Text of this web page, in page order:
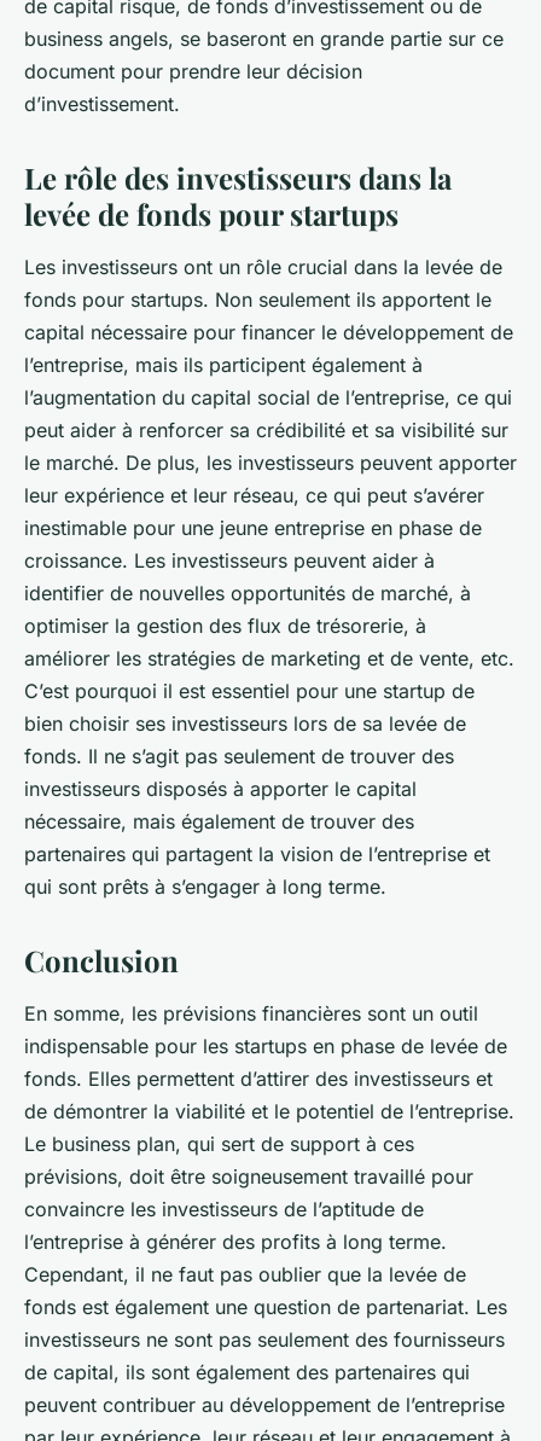
de capital risque, de fonds d’investissement ou de
business angels, se baseront en grande partie sur ce
document pour prendre leur décision
d’investissement.
Le rôle des investisseurs dans la
levée de fonds pour startups
Les investisseurs ont un rôle crucial dans la levée de
fonds pour startups. Non seulement ils apportent le
capital nécessaire pour financer le développement de
l’entreprise, mais ils participent également à
l’augmentation du capital social de l’entreprise, ce qui
peut aider à renforcer sa crédibilité et sa visibilité sur
le marché. De plus, les investisseurs peuvent apporter
leur expérience et leur réseau, ce qui peut s’avérer
inestimable pour une jeune entreprise en phase de
croissance. Les investisseurs peuvent aider à
identifier de nouvelles opportunités de marché, à
optimiser la gestion des flux de trésorerie, à
améliorer les stratégies de marketing et de vente, etc.
C’est pourquoi il est essentiel pour une startup de
bien choisir ses investisseurs lors de sa levée de
fonds. Il ne s’agit pas seulement de trouver des
investisseurs disposés à apporter le capital
nécessaire, mais également de trouver des
partenaires qui partagent la vision de l’entreprise et
qui sont prêts à s’engager à long terme.
Conclusion
En somme, les prévisions financières sont un outil
indispensable pour les startups en phase de levée de
fonds. Elles permettent d’attirer des investisseurs et
de démontrer la viabilité et le potentiel de l’entreprise.
Le business plan, qui sert de support à ces
prévisions, doit être soigneusement travaillé pour
convaincre les investisseurs de l’aptitude de
l’entreprise à générer des profits à long terme.
Cependant, il ne faut pas oublier que la levée de
fonds est également une question de partenariat. Les
investisseurs ne sont pas seulement des fournisseurs
de capital, ils sont également des partenaires qui
peuvent contribuer au développement de l’entreprise